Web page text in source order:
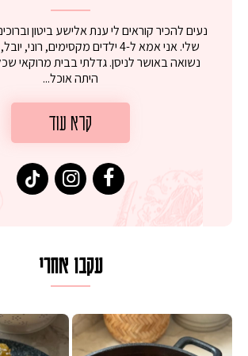
נעים להכיר קוראים לי ענת אלישע ביטון
שלי. אני אמא ל-4 ילדים מקסימים,
נשואה באושר לניסן. גדלתי בבית מרוקאי
היתה אוכל...
קרא עוד
עקבו אחרי
על מחבת עם גבינה בולגרית מעודנת מ